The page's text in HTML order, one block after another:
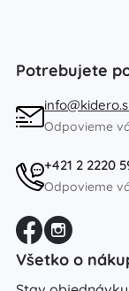
Potrebujete
Odpovieme
+421 2 2220
Odpovieme
Všetko o